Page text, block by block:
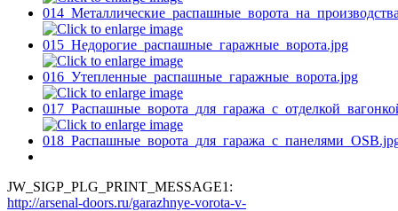
JW_SIGP_PLG_PRINT_MESSAGE1:
http://arsenal-doors.ru/garazhnye-vorota-v-